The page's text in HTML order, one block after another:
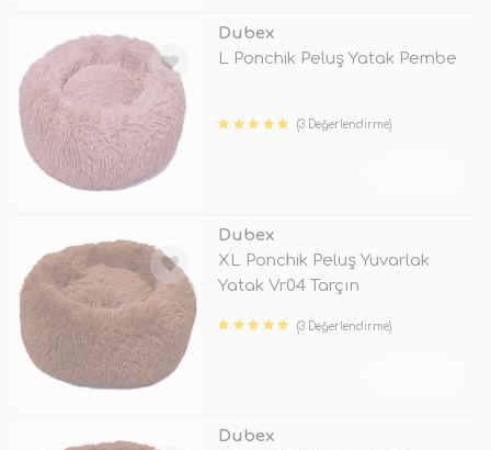
Dubex
L Ponchik Peluş Yatak Pembe
(3 Değerlendirme)
Dubex
XL Ponchik Peluş Yuvarlak
Yatak Vr04 Tarçın
(3 Değerlendirme)
Dubex